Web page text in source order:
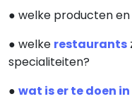
● welke producten
● welke restaurants
specialiteiten?
● wat is er te doen